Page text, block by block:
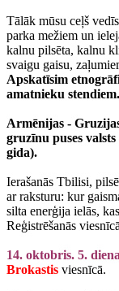
Tālāk mūsu ceļš
parka mežiem un
kalnu pilsēta, kalnu
svaigu gaisu,
Apskatīsim
amatnieku stendiem.
Armēnijas -
gruzīnu puses
gida).
Ierašanās Tbilisi,
ar raksturu: kur
silta enerģija ielās,
Reģistrēšanās
14. oktobris. 5.
Brokastis viesnīcā.